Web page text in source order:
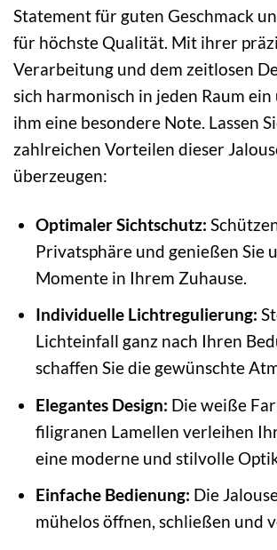
Statement für guten Geschmack
für höchste Qualität. Mit ihrer
Verarbeitung und dem zeitlosen
sich harmonisch in jeden Raum
ihm eine besondere Note. Lassen
zahlreichen Vorteilen dieser
überzeugen:
Optimaler Sichtschutz:
Privatsphäre und genießen Sie
Momente in Ihrem Zuhause.
Individuelle Lichtregulierung:
Lichteinfall ganz nach Ihren
schaffen Sie die gewünschte
Elegantes Design: Die weiße
filigranen Lamellen verleihen
eine moderne und stilvolle
Einfache Bedienung: Die
mühelos öffnen, schließen und